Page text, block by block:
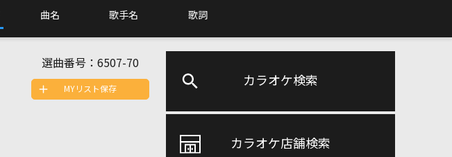
曲名 歌手名 歌詞
カラオケ検索
カラオケ店舗検索
選曲番号： 6507-70
MYリスト保存